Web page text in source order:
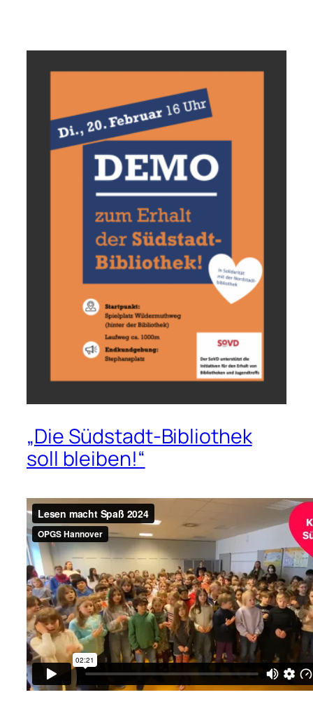
„Die Südstadt-Bibliothek
soll bleiben!“